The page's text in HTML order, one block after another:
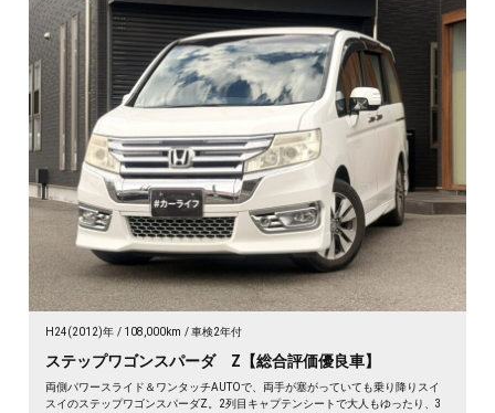
H24(2012)年 108,000km 車検2年付
ステップワゴンスパーダ Z【総合評価優良車】
両側パワースライド＆ワンタッチAUTOで、両手が塞がっていても乗り降りスイ
スイのステップワゴンスパーダZ。2列目キャプテンシートで大人もゆったり、3